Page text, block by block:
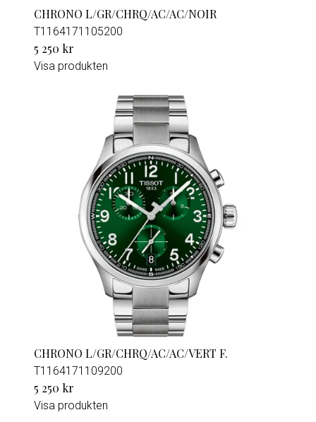
CHRONO L/GR/CHRQ/AC/AC/NOIR
T1164171105200
5 250 kr
Visa produkten
CHRONO L/GR/CHRQ/AC/AC/VERT F.
T1164171109200
5 250 kr
Visa produkten